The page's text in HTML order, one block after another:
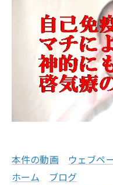
本件の動画 ウェブペ
ホーム
ブログ